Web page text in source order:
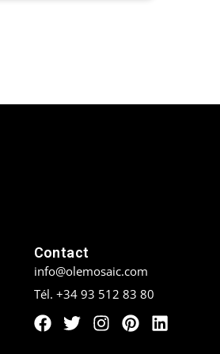
Contact
info@olemosaic.com
Tél. +34 93 512 83 80